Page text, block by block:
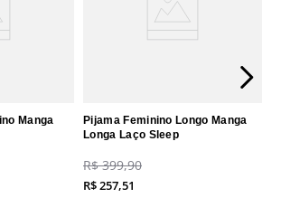
Manga
Pijama Feminino Longo Manga
Longa Laço Sleep
R$ 399,90
R$257,51